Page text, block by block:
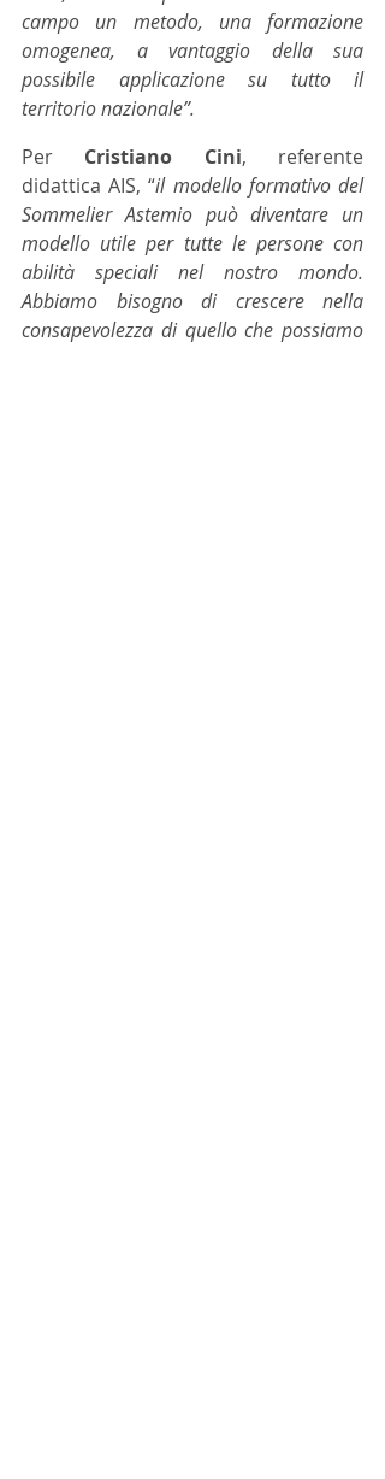
campo un metodo, una formazione
omogenea, a vantaggio della sua
possibile applicazione su tutto il
territorio nazionale”.
Per Cristiano Cini, referente
didattica AIS, “il modello formativo del
Sommelier Astemio può diventare un
modello utile per tutte le persone con
abilità speciali nel nostro mondo.
Abbiamo bisogno di crescere nella
consapevolezza di quello che possiamo